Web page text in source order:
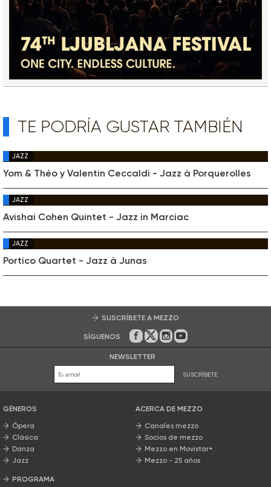
TE PODRÍA GUSTAR TAMBIÉN
JAZZ
Yom & Théo y Valentin Ceccaldi - Jazz à Porquerolles
JAZZ
Avishai Cohen Quintet - Jazz in Marciac
JAZZ
Portico Quartet - Jazz à Junas
SUSCRÍBETE A MEZZO
SÍGUENOS En Facebook
En Twitter
En Instagram
En Youtube
NEWSLETTER
SUSCRÍBETE
GÉNEROS
Ópera
Clásica
Danza
Jazz
PROGRAMA
ACERCA DE MEZZO
Canales mezzo
Socios de mezzo
Mezzo en Movistar+
Mezzo - 25 años